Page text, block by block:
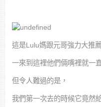
這是Lulu媽跟元哥強力大推
一來到這裡他們倆嘴裡就一
但令人難過的是，
我們第一次去的時候它竟然